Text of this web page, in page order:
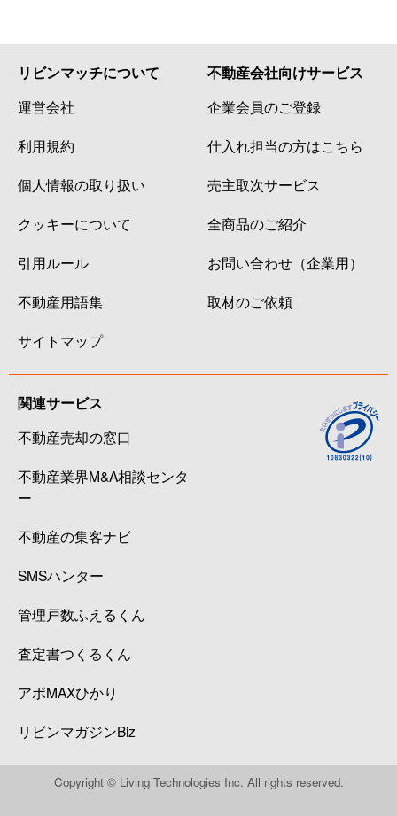
リビンマッチについて
運営会社
利用規約
個人情報の取り扱い
クッキーについて
引用ルール
不動産用語集
サイトマップ
不動産会社向けサービス
企業会員のご登録
仕入れ担当の方はこちら
売主取次サービス
全商品のご紹介
お問い合わせ（企業用）
取材のご依頼
関連サービス
不動産売却の窓口
不動産業界M&A相談センタ
ー
不動産の集客ナビ
SMSハンター
管理戸数ふえるくん
査定書つくるくん
アポMAXひかり
リビンマガジンBiz
Copyright © Living Technologies Inc. All rights reserved.